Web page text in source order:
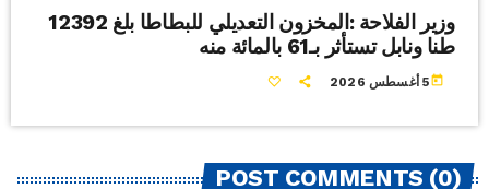
وزير الفلاحة :المخزون التعديلي للبطاطا بلغ 12392
طنا ونابل تستأثر بـ61 بالمائة منه
today5 أغسطس 2026
POST COMMENTS (0)